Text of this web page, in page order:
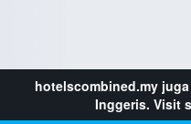
hotelscombined.my
Inggeris. Visit